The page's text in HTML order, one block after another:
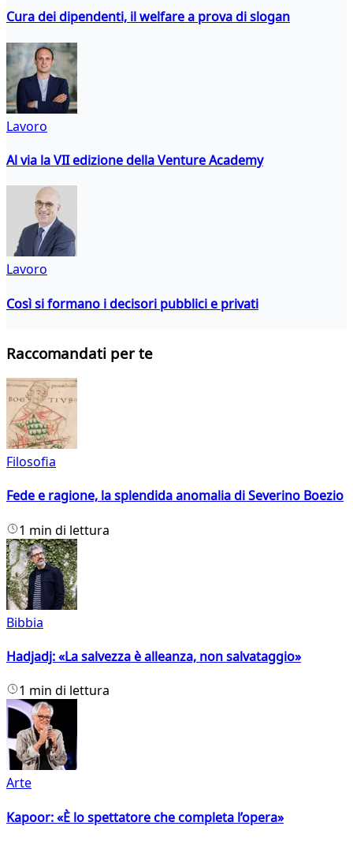
Cura dei dipendenti, il welfare a prova di slogan
Lavoro
Al via la VII edizione della Venture Academy
Lavoro
Così si formano i decisori pubblici e privati
Raccomandati per te
Filosofia
Fede e ragione, la splendida anomalia di Severino Boezio
1 min di lettura
Bibbia
Hadjadj: «La salvezza è alleanza, non salvataggio»
1 min di lettura
Arte
Kapoor: «È lo spettatore che completa l’opera»